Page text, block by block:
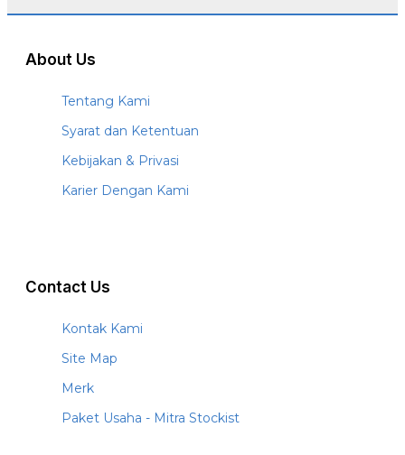
About Us
Tentang Kami
Syarat dan Ketentuan
Kebijakan & Privasi
Karier Dengan Kami
Contact Us
Kontak Kami
Site Map
Merk
Paket Usaha - Mitra Stockist